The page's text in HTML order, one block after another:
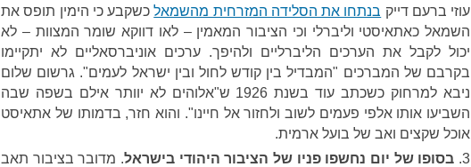
עוזי ברעם דייק בנתחו את הסלידה המזרחית מהשמאלכשקבע כי הימין תופס את
השמאל כאתאיסטי וליברלי וכי הציבור המאמין – לאו דווקא שומר המצוות – לא
יכול לקבל את הערכים הליברליים ולהיפך. ערכים אוניברסאליים לא יתקיימו
בקרבם של המברכים "המבדיל בין קודש לחול ובין ישראל לעמים". גרשום שלום
ניבא למרחוק כשכתב עוד בשנת 1926 ש"אלוהים לא יוותר אילם בשפה שבה
השביעו אותו אלפי פעמים לשוב ולחזור אל חיינו". והוא חזר, בדמותו של אתאיסט
אוכל שקצים ואב של בועל ארמית.
3. בסופו של יום נחשפו פניו של הציבור היהודי בישראל. מדובר בציבור תאב